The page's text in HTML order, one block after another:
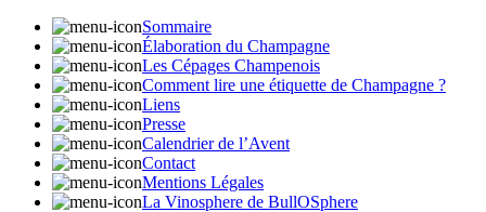
Sommaire
Élaboration du Champagne
Les Cépages Champenois
Comment lire une étiquette de Champagne ?
Liens
Presse
Calendrier de l’Avent
Contact
Mentions Légales
La Vinosphere de BullOSphere